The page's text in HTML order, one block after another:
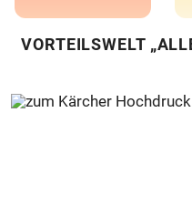
VORTEILSWELT